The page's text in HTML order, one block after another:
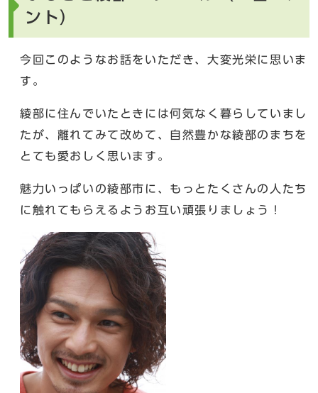
ント）
今回このようなお話をいただき、大変光栄に思いま
す。
綾部に住んでいたときには何気なく暮らしていまし
たが、離れてみて改めて、自然豊かな綾部のまちを
とても愛おしく思います。
魅力いっぱいの綾部市に、もっとたくさんの人たち
に触れてもらえるようお互い頑張りましょう！